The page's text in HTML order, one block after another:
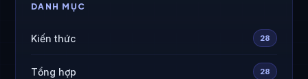
DANH MỤC
Kiến thức 28
Tổng hợp 28